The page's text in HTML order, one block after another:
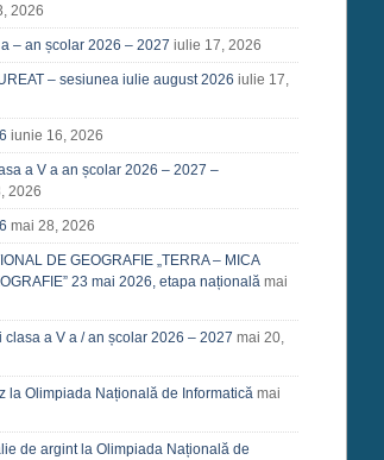
2026
– an școlar 2026 – 2027 iulie 17, 2026
– sesiunea iulie august 2026 iulie 17,
iunie 16, 2026
a V a an școlar 2026 – 2027 –
2026
mai 28, 2026
DE GEOGRAFIE „TERRA – MICA
23 mai 2026, etapa națională mai
a V a / an școlar 2026 – 2027 mai 20,
la Olimpiada Națională de Informatică mai
de argint la Olimpiada Națională de